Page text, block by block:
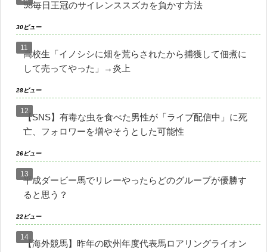
98毎日王冠のサイレンススズカを負かす方法
30ビュー
高校生「イノシシに畑を荒らされたから捕獲して佃煮に
して売ってやった」→炎上
28ビュー
【SNS】有毒な虫を食べた男性が「ライブ配信中」に死
亡、フォロワーを増やそうとした可能性
26ビュー
平成ダービー馬でリレーやったらどのグループが優勝す
ると思う？
22ビュー
【海外競馬】昨年の欧州年度代表馬ロアリングライオン